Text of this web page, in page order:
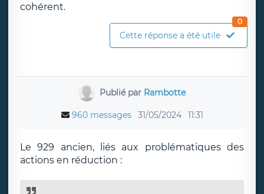
cohérent.
Cette réponse a été utile
0
Publié par Rambotte
960 messages 31/05/2024 11:31
Le 929 ancien, liés aux problématiques des
actions en réduction :